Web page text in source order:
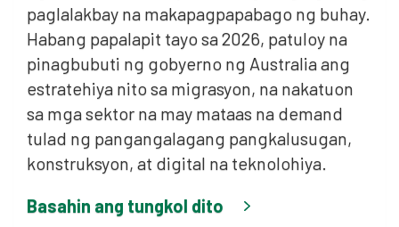
paglalakbay na makapagpapabago ng buhay.
Habang papalapit tayo sa 2026, patuloy na
pinagbubuti ng gobyerno ng Australia ang
estratehiya nito sa migrasyon, na nakatuon
sa mga sektor na may mataas na demand
tulad ng pangangalagang pangkalusugan,
konstruksyon, at digital na teknolohiya.
Basahin ang tungkol dito